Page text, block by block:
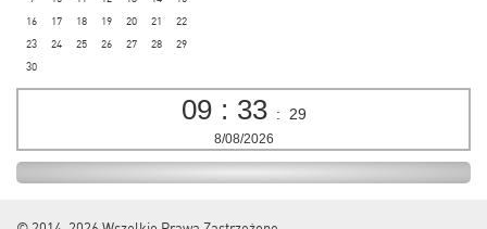
16
17 18 19 20 21
22
23
24 25 26 27 28
29
30
09 : 33 : 30
8/08/2026